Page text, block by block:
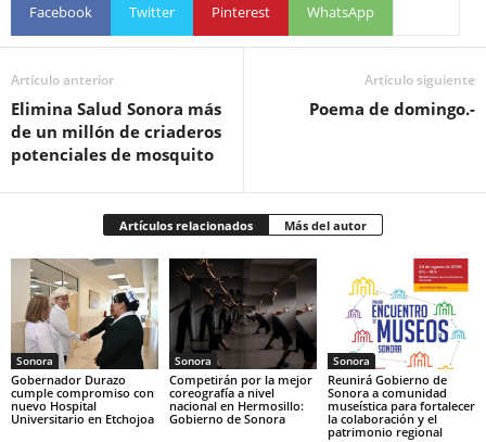
Facebook Twitter Pinterest WhatsApp
Artículo anterior
Elimina Salud Sonora más
de un millón de criaderos
potenciales de mosquito
Artículo siguiente
Poema de domingo.-
Artículos relacionados Más del autor
Sonora
Gobernador Durazo
cumple compromiso con
nuevo Hospital
Universitario en Etchojoa
Sonora
Competirán por la mejor
coreografía a nivel
nacional en Hermosillo:
Gobierno de Sonora
Sonora
Reunirá Gobierno de
Sonora a comunidad
museística para fortalecer
la colaboración y el
patrimonio regional